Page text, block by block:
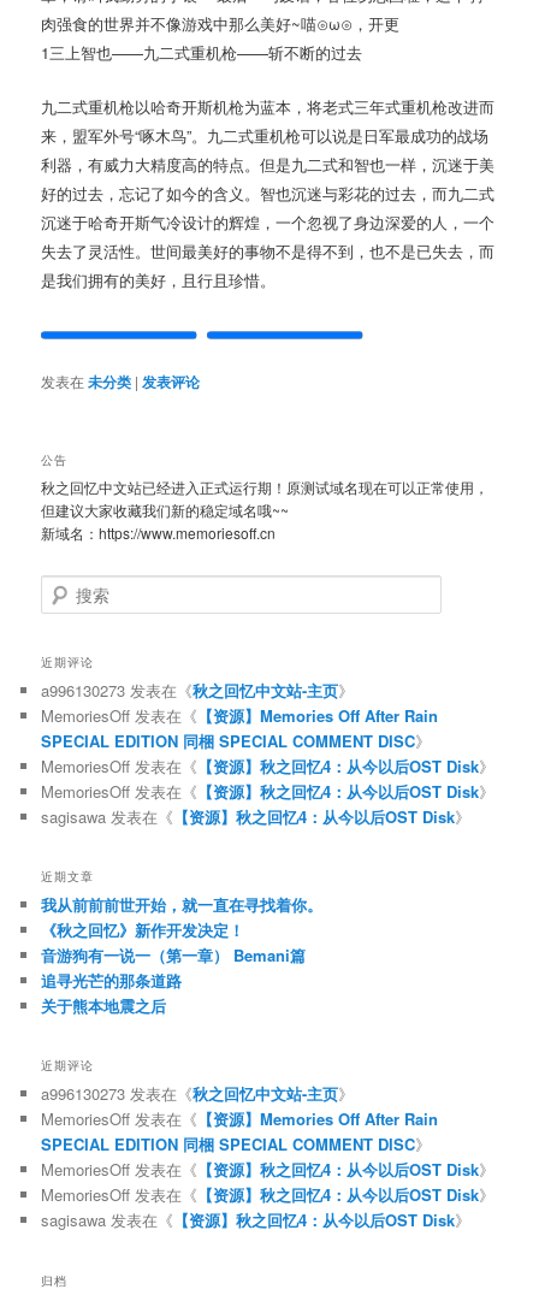
肉强食的世界并不像游戏中那么美好~喵⊙ω⊙，开更
1三上智也——九二式重机枪——斩不断的过去
九二式重机枪以哈奇开斯机枪为蓝本，将老式三年式重机枪改进而
来，盟军外号“啄木鸟”。九二式重机枪可以说是日军最成功的战场
利器，有威力大精度高的特点。但是九二式和智也一样，沉迷于美
好的过去，忘记了如今的含义。智也沉迷与彩花的过去，而九二式
沉迷于哈奇开斯气冷设计的辉煌，一个忽视了身边深爱的人，一个
失去了灵活性。世间最美好的事物不是得不到，也不是已失去，而
是我们拥有的美好，且行且珍惜。
发表在未分类 |发表评论
公告
秋之回忆中文站已经进入正式运行期！原测试域名现在可以正常使用，
但建议大家收藏我们新的稳定域名哦~~
新域名：https://www.memoriesoff.cn
搜
索
近期评论
a996130273 发表在《秋之回忆中文站-主页》
MemoriesOff 发表在《 【资源】Memories Off After Rain
SPECIAL EDITION 同梱 SPECIAL COMMENT DISC》
MemoriesOff 发表在《 【资源】秋之回忆4：从今以后OST Disk》
MemoriesOff 发表在《 【资源】秋之回忆4：从今以后OST Disk》
sagisawa 发表在《 【资源】秋之回忆4：从今以后OST Disk》
近期文章
我从前前前世开始，就一直在寻找着你。
《秋之回忆》新作开发决定！
音游狗有一说一（第一章） Bemani篇
追寻光芒的那条道路
关于熊本地震之后
近期评论
a996130273 发表在《秋之回忆中文站-主页》
MemoriesOff 发表在《 【资源】Memories Off After Rain
SPECIAL EDITION 同梱 SPECIAL COMMENT DISC》
MemoriesOff 发表在《 【资源】秋之回忆4：从今以后OST Disk》
MemoriesOff 发表在《 【资源】秋之回忆4：从今以后OST Disk》
sagisawa 发表在《 【资源】秋之回忆4：从今以后OST Disk》
归档